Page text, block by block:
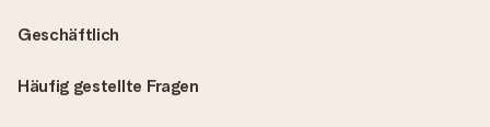
Häufig gestellte Fragen
Geschäftlich